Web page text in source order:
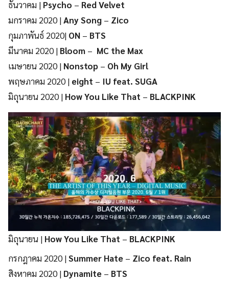
ธันวาคม | Psycho – Red Velvet
มกราคม 2020 |Any Song – Zico
กุมภาพันธ์ 2020| ON – BTS
มีนาคม 2020 | Bloom – MC the Max
เมษายน 2020 | Nonstop – Oh My Girl
พฤษภาคม 2020 | eight – IU feat. SUGA
มิถุนายน 2020 | How You Like That – BLACKPINK
มิถุนายน | How You Like That – BLACKPINK
กรกฎาคม 2020 |Summer Hate – Zico feat. Rain
สิงหาคม 2020 | Dynamite – BTS